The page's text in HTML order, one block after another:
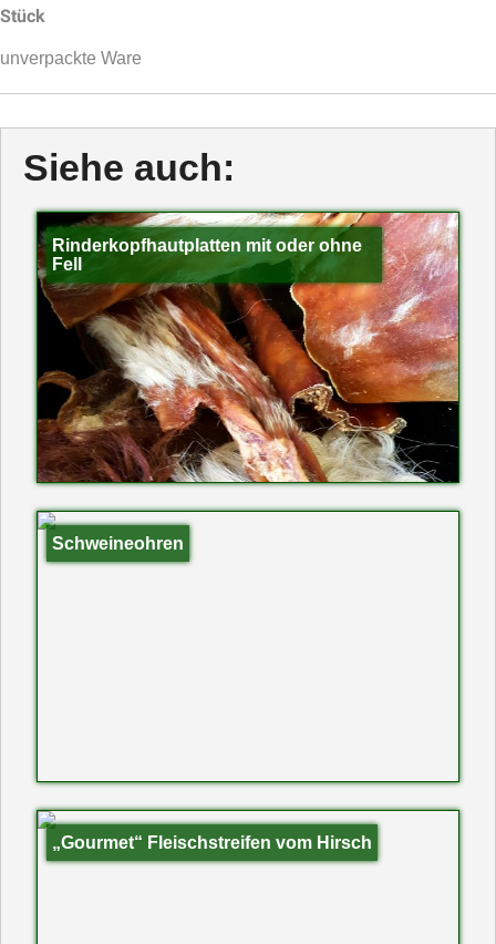
Stück
unverpackte Ware
Siehe auch:
Rinderkopfhautplatten mit oder ohne
Fell
Schweineohren
„Gourmet“ Fleischstreifen vom Hirsch